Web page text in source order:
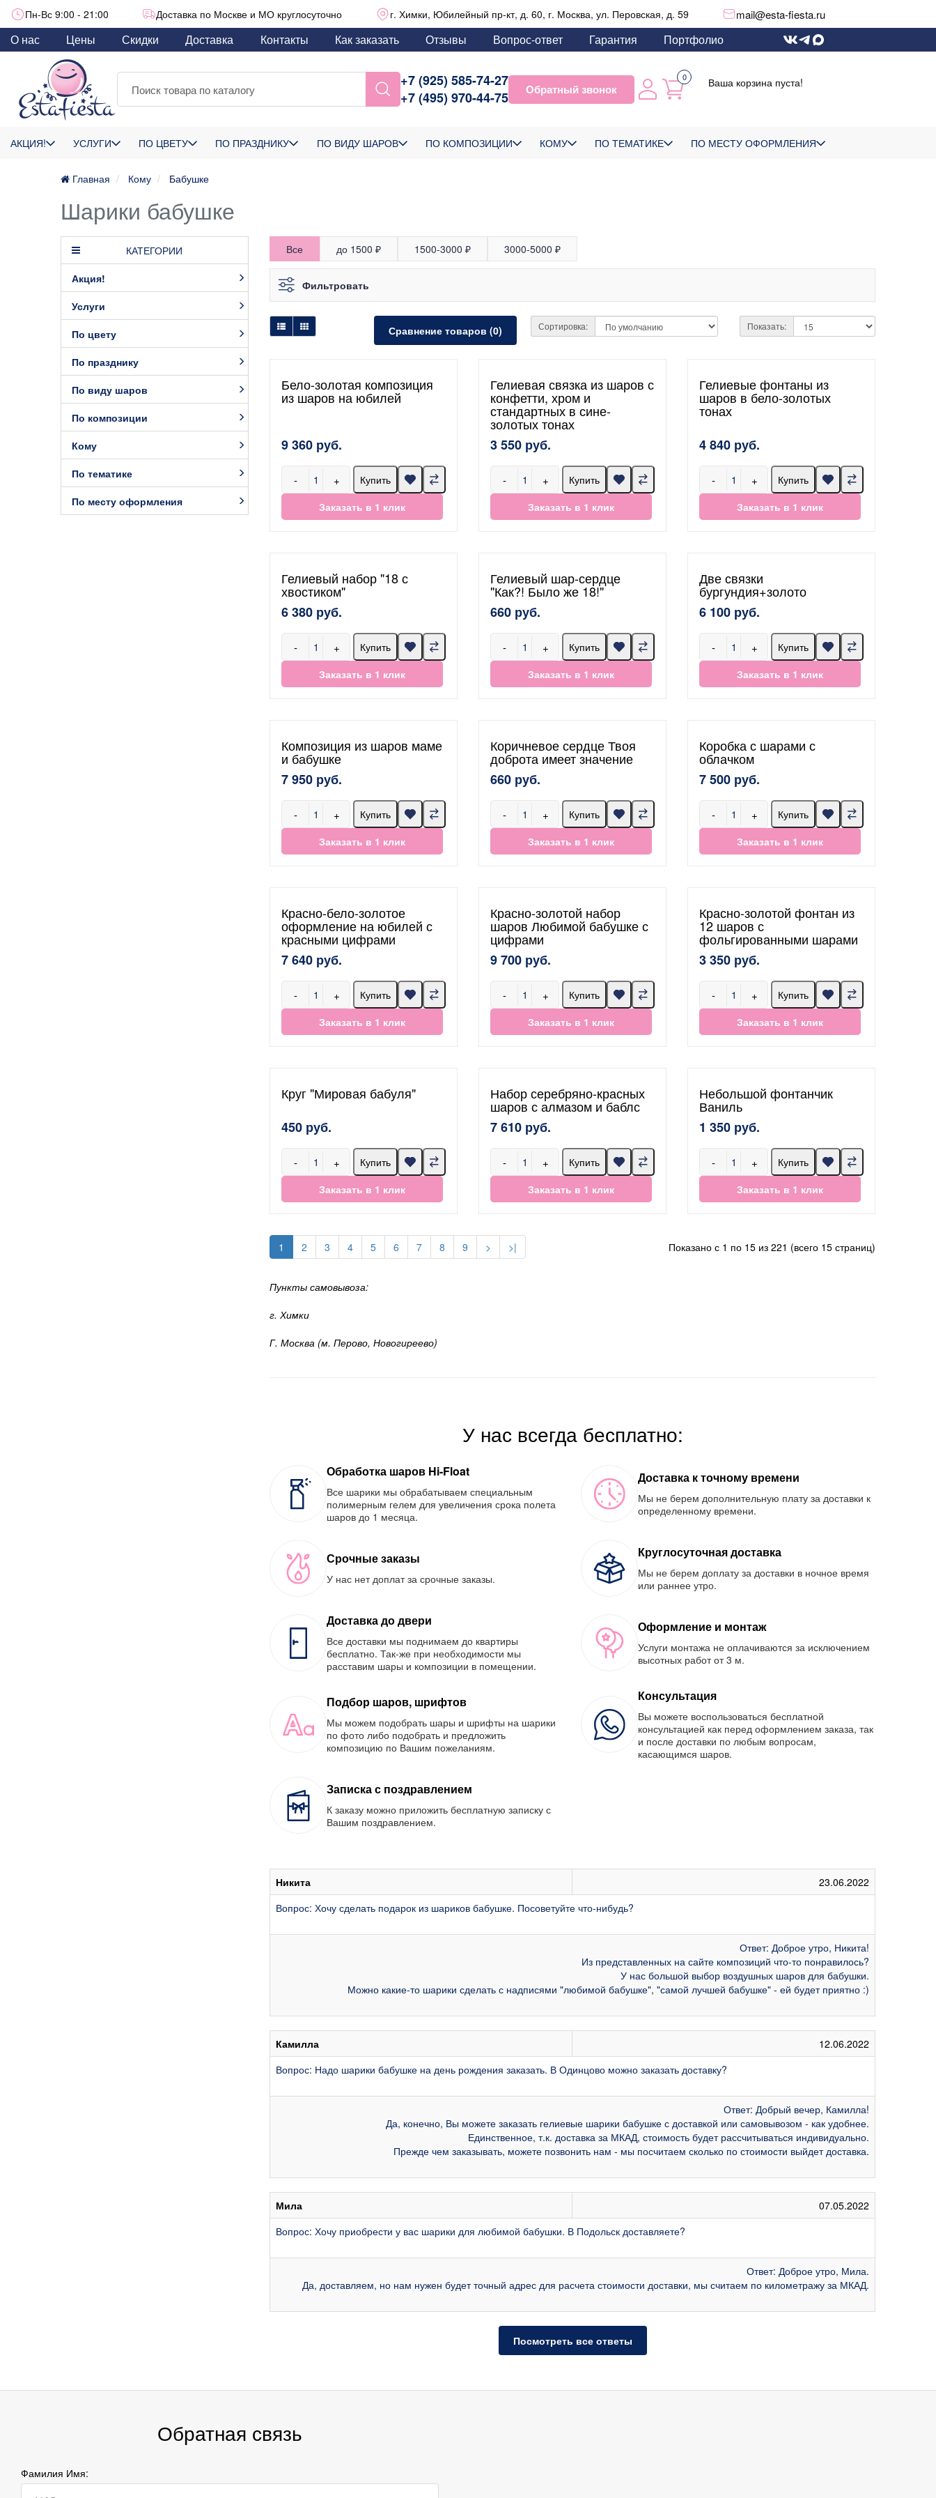
Пн-Вс 9:00 - 21:00 Доставка по Москве и МО круглосуточно г. Химки, Юбилейный пр-кт, д. 60, г. Москва, ул. Перовская, д. 59 mail@esta-fiesta.ru
О нас Цены Скидки Доставка Контакты Как заказать Отзывы Вопрос-ответ Гарантия Портфолио
+7 (925) 585-74-27
+7 (495) 970-44-75
Обратный звонок
0 Ваша корзина пуста!
АКЦИЯ! УСЛУГИ ПО ЦВЕТУ ПО ПРАЗДНИКУ ПО ВИДУ ШАРОВ ПО КОМПОЗИЦИИ КОМУ ПО ТЕМАТИКЕ ПО МЕСТУ ОФОРМЛЕНИЯ
Главная Кому Бабушке
Шарики бабушке
КАТЕГОРИИ
Акция!
Услуги
По цвету
По празднику
По виду шаров
По композиции
Кому
По тематике
По месту оформления
Все до 1500 ₽ 1500-3000 ₽ 3000-5000 ₽
Фильтровать
Сравнение товаров (0) Сортировка: Показать:
Бело-золотая композиция
из шаров на юбилей
9 360 руб.
- +
Купить
Заказать в 1 клик
Гелиевая связка из шаров с
конфетти, хром и
стандартных в сине-
золотых тонах
3 550 руб.
- +
Купить
Заказать в 1 клик
Гелиевые фонтаны из
шаров в бело-золотых
тонах
4 840 руб.
- +
Купить
Заказать в 1 клик
Гелиевый набор "18 с
хвостиком"
6 380 руб.
- +
Купить
Заказать в 1 клик
Гелиевый шар-сердце
"Как?! Было же 18!"
660 руб.
- +
Купить
Заказать в 1 клик
Две связки
бургундия+золото
6 100 руб.
- +
Купить
Заказать в 1 клик
Композиция из шаров маме
и бабушке
7 950 руб.
- +
Купить
Заказать в 1 клик
Коричневое сердце Твоя
доброта имеет значение
660 руб.
- +
Купить
Заказать в 1 клик
Коробка с шарами с
облачком
7 500 руб.
- +
Купить
Заказать в 1 клик
Красно-бело-золотое
оформление на юбилей с
красными цифрами
7 640 руб.
- +
Купить
Заказать в 1 клик
Красно-золотой набор
шаров Любимой бабушке с
цифрами
9 700 руб.
- +
Купить
Заказать в 1 клик
Красно-золотой фонтан из
12 шаров с
фольгированными шарами
3 350 руб.
- +
Купить
Заказать в 1 клик
Круг "Мировая бабуля"
450 руб.
- +
Купить
Заказать в 1 клик
Набор серебряно-красных
шаров с алмазом и баблс
7 610 руб.
- +
Купить
Заказать в 1 клик
Небольшой фонтанчик
Ваниль
1 350 руб.
- +
Купить
Заказать в 1 клик
1 2 3 4 5 6 7 8 9 > >| Показано с 1 по 15 из 221 (всего 15 страниц)
Пункты самовывоза:
г. Химки
Г. Москва (м. Перово, Новогиреево)
У нас всегда бесплатно:
Обработка шаров Hi-Float
Все шарики мы обрабатываем специальным
полимерным гелем для увеличения срока полета
шаров до 1 месяца.
Доставка к точному времени
Мы не берем дополнительную плату за доставки к
определенному времени.
Срочные заказы
У нас нет доплат за срочные заказы.
Круглосуточная доставка
Мы не берем доплату за доставки в ночное время
или раннее утро.
Доставка до двери
Все доставки мы поднимаем до квартиры
бесплатно. Так-же при необходимости мы
расставим шары и композиции в помещении.
Оформление и монтаж
Услуги монтажа не оплачиваются за исключением
высотных работ от 3 м.
Подбор шаров, шрифтов
Мы можем подобрать шары и шрифты на шарики
по фото либо подобрать и предложить
композицию по Вашим пожеланиям.
Консультация
Вы можете воспользоваться бесплатной
консультацией как перед оформлением заказа, так
и после доставки по любым вопросам,
касающимся шаров.
Записка с поздравлением
К заказу можно приложить бесплатную записку с
Вашим поздравлением.
Никита
23.06.2022
Вопрос: Хочу сделать подарок из шариков бабушке. Посоветуйте что-нибудь?
Ответ: Доброе утро, Никита!
Из представленных на сайте композиций что-то понравилось?
У нас большой выбор воздушных шаров для бабушки.
Можно какие-то шарики сделать с надписями "любимой бабушке", "самой лучшей бабушке" - ей будет приятно :)
Камилла
12.06.2022
Вопрос: Надо шарики бабушке на день рождения заказать. В Одинцово можно заказать доставку?
Ответ: Добрый вечер, Камилла!
Да, конечно, Вы можете заказать гелиевые шарики бабушке с доставкой или самовывозом - как удобнее.
Единственное, т.к. доставка за МКАД, стоимость будет рассчитываться индивидуально.
Прежде чем заказывать, можете позвонить нам - мы посчитаем сколько по стоимости выйдет доставка.
Мила
07.05.2022
Вопрос: Хочу приобрести у вас шарики для любимой бабушки. В Подольск доставляете?
Ответ: Доброе утро, Мила.
Да, доставляем, но нам нужен будет точный адрес для расчета стоимости доставки, мы считаем по километражу за МКАД.
Посмотреть все ответы
Обратная связь
Фамилия Имя: